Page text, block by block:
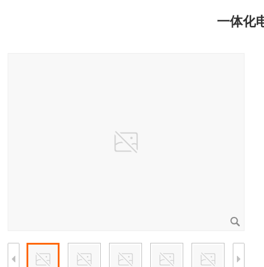
一体化